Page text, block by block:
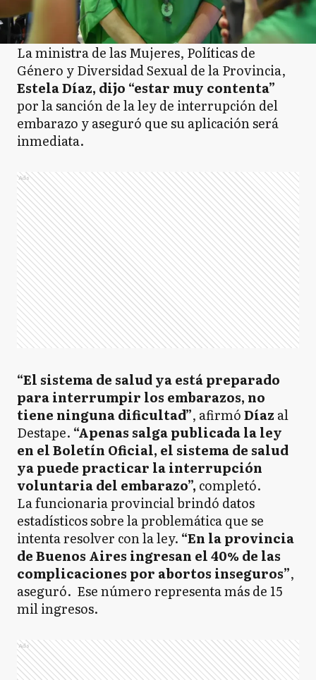
La ministra de las Mujeres, Políticas de
Género y Diversidad Sexual de la Provincia,
Estela Díaz, dijo “estar muy contenta”
por la sanción de la ley de interrupción del
embarazo y aseguró que su aplicación será
inmediata.
Ads
“El sistema de salud ya está preparado
para interrumpir los embarazos, no
tiene ninguna dificultad”, afirmóDíaz al
Destape. “Apenas salga publicada la ley
en el Boletín Oficial, el sistema de salud
ya puede practicar la interrupción
voluntaria del embarazo”, completó.
La funcionaria provincial brindó datos
estadísticos sobre la problemática que se
intenta resolver con la ley. “En la provincia
de Buenos Aires ingresan el 40% de las
complicaciones por abortos inseguros”,
aseguró. Ese número representa más de 15
mil ingresos.
Ads